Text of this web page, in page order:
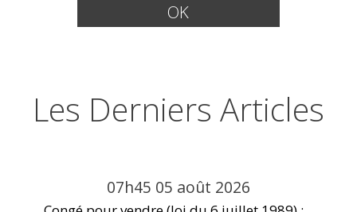
Les Derniers Articles
07h45 05 août 2026